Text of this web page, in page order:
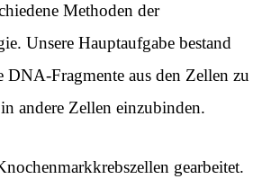
Methoden der
Unsere Hauptaufgabe bestand
DNA-Fragmente aus den Zellen zu
andere Zellen einzubinden.
gearbeitet.